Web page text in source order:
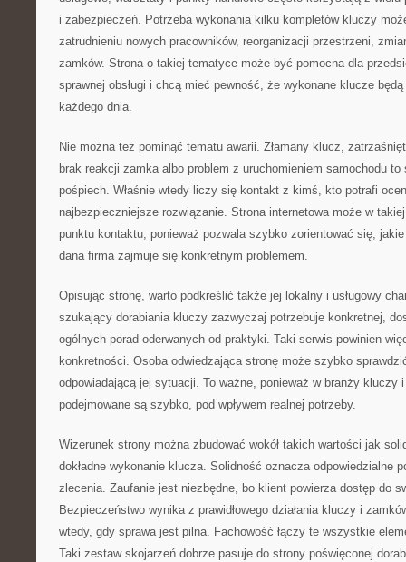
i zabezpieczeń. Potrzeba wykonania kilku kompletów kluczy
zatrudnieniu nowych pracowników, reorganizacji przestrzeni,
zamków. Strona o takiej tematyce może być pomocna dla
sprawnej obsługi i chcą mieć pewność, że wykonane klucze będą
każdego dnia.
Nie można też pominąć tematu awarii. Złamany klucz,
brak reakcji zamka albo problem z uruchomieniem samochodu to
pośpiech. Właśnie wtedy liczy się kontakt z kimś, kto potrafi
najbezpieczniejsze rozwiązanie. Strona internetowa może w
punktu kontaktu, ponieważ pozwala szybko zorientować się,
dana firma zajmuje się konkretnym problemem.
Opisując stronę, warto podkreślić także jej lokalny i usługowy
szukający dorabiania kluczy zazwyczaj potrzebuje konkretnej,
ogólnych porad oderwanych od praktyki. Taki serwis powinien
konkretności. Osoba odwiedzająca stronę może szybko
odpowiadającą jej sytuacji. To ważne, ponieważ w branży kluczy
podejmowane są szybko, pod wpływem realnej potrzeby.
Wizerunek strony można zbudować wokół takich wartości jak
dokładne wykonanie klucza. Solidność oznacza odpowiedzialne
zlecenia. Zaufanie jest niezbędne, bo klient powierza dostęp do
Bezpieczeństwo wynika z prawidłowego działania kluczy i
wtedy, gdy sprawa jest pilna. Fachowość łączy te wszystkie
Taki zestaw skojarzeń dobrze pasuje do strony poświęconej